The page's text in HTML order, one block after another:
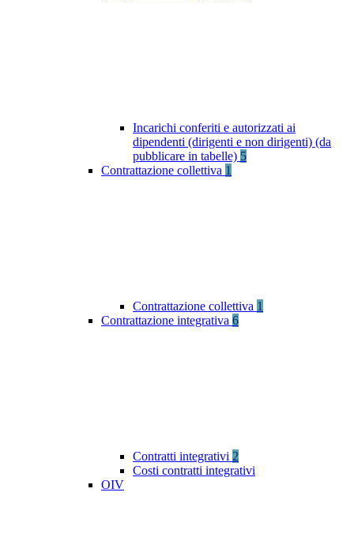
Incarichi conferiti e autorizzati ai
dipendenti (dirigenti e non dirigenti) (da
pubblicare in tabelle) 5
Contrattazione collettiva 1
Contrattazione collettiva 1
Contrattazione integrativa 6
Contratti integrativi 2
Costi contratti integrativi
OIV